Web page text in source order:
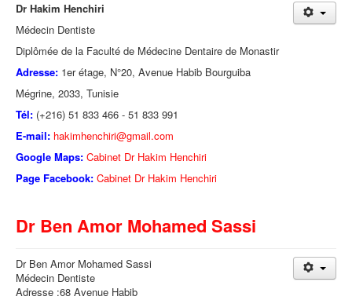
Dr Hakim Henchiri
Médecin Dentiste
Diplômée de la Faculté de Médecine Dentaire de Monastir
Adresse: 1er étage, N°20, Avenue Habib Bourguiba
Mégrine, 2033, Tunisie
Tél: (+216) 51 833 466 - 51 833 991
E-mail: hakimhenchiri@gmail.com
Google Maps: Cabinet Dr Hakim Henchiri
Page Facebook: Cabinet Dr Hakim Henchiri
Dr Ben Amor Mohamed Sassi
Dr Ben Amor Mohamed Sassi
Médecin Dentiste
Adresse :68 Avenue Habib